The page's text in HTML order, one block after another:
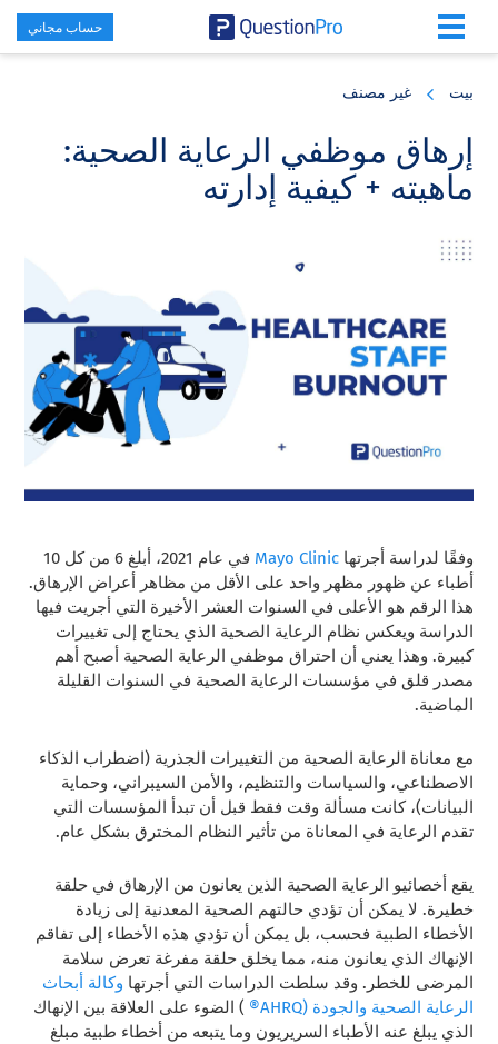
content
sidebar
حساب مجاني
بيت غير مصنف
إرهاق موظفي الرعاية الصحية:
ماهيته + كيفية إدارته
وفقًا لدراسة أجرتهاMayo Clinic
في عام 2021، أبلغ 6 من كل 10
أطباء عن ظهور مظهر واحد على الأقل من مظاهر أعراض الإرهاق.
هذا الرقم هو الأعلى في السنوات العشر الأخيرة التي أجريت فيها
الدراسة ويعكس نظام الرعاية الصحية الذي يحتاج إلى تغييرات
كبيرة. وهذا يعني أن احتراق موظفي الرعاية الصحية أصبح أهم
مصدر قلق في مؤسسات الرعاية الصحية في السنوات القليلة
الماضية.
مع معاناة الرعاية الصحية من التغييرات الجذرية (اضطراب الذكاء
الاصطناعي، والسياسات والتنظيم، والأمن السيبراني، وحماية
البيانات)، كانت مسألة وقت فقط قبل أن تبدأ المؤسسات التي
تقدم الرعاية في المعاناة من تأثير النظام المخترق بشكل عام.
يقع أخصائيو الرعاية الصحية الذين يعانون من الإرهاق في حلقة
خطيرة. لا يمكن أن تؤدي حالتهم الصحية المعدنية إلى زيادة
الأخطاء الطبية فحسب، بل يمكن أن تؤدي هذه الأخطاء إلى تفاقم
الإنهاك الذي يعانون منه، مما يخلق حلقة مفرغة تعرض سلامة
المرضى للخطر. وقد سلطت الدراسات التي أجرتها وكالة أبحاث
الرعاية الصحية والجودة (AHRQ®
) الضوء على العلاقة بين الإنهاك
الذي يبلغ عنه الأطباء السريريون وما يتبعه من أخطاء طبية مبلغ